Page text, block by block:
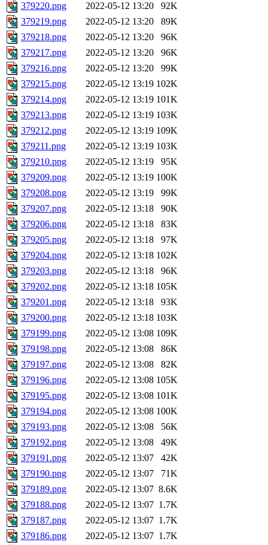
379220.png 2022-05-12 13:20
92K
379219.png
2022-05-12 13:20
89K
379218.png
2022-05-12 13:20
96K
379217.png
2022-05-12 13:20
96K
379216.png
2022-05-12 13:20
99K
379215.png
2022-05-12 13:19 102K
379214.png
2022-05-12 13:19 101K
379213.png
2022-05-12 13:19 103K
379212.png
2022-05-12 13:19 109K
379211.png
2022-05-12 13:19 103K
379210.png
2022-05-12 13:19
95K
379209.png
2022-05-12 13:19 100K
379208.png
2022-05-12 13:19
99K
379207.png
2022-05-12 13:18
90K
379206.png
2022-05-12 13:18
83K
379205.png
2022-05-12 13:18
97K
379204.png
2022-05-12 13:18 102K
379203.png
2022-05-12 13:18
96K
379202.png
2022-05-12 13:18 105K
379201.png
2022-05-12 13:18
93K
379200.png
2022-05-12 13:18 103K
379199.png
2022-05-12 13:08 109K
379198.png
2022-05-12 13:08
86K
379197.png
2022-05-12 13:08
82K
379196.png
2022-05-12 13:08 105K
379195.png
2022-05-12 13:08 101K
379194.png
2022-05-12 13:08 100K
379193.png
2022-05-12 13:08
56K
379192.png
2022-05-12 13:08
49K
379191.png
2022-05-12 13:07
42K
379190.png
2022-05-12 13:07
71K
379189.png
2022-05-12 13:07 8.6K
379188.png
2022-05-12 13:07 1.7K
379187.png
2022-05-12 13:07 1.7K
379186.png
2022-05-12 13:07 1.7K